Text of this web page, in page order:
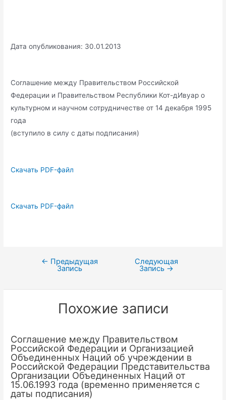
Дата опубликования: 30.01.2013
Соглашение между Правительством Российской
Федерации и Правительством Республики Кот-дИвуар о
культурном и научном сотрудничестве от 14 декабря 1995
года
(вступило в силу с даты подписания)
Скачать PDF-файл
Скачать PDF-файл
Навигация
записям
← Предыдущая
Запись
Следующая
Запись →
Похожие записи
Соглашение между Правительством
Российской Федерации и Организацией
Объединенных Наций об учреждении в
Российской Федерации Представительства
Организации Объединенных Наций от
15.06.1993 года (временно применяется с
даты подписания)